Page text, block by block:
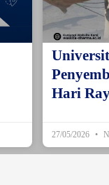
Hari
27/05/2026